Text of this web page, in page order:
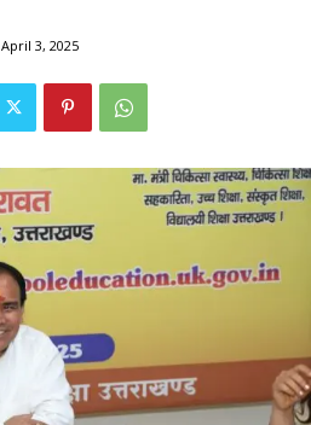
April 3, 2025